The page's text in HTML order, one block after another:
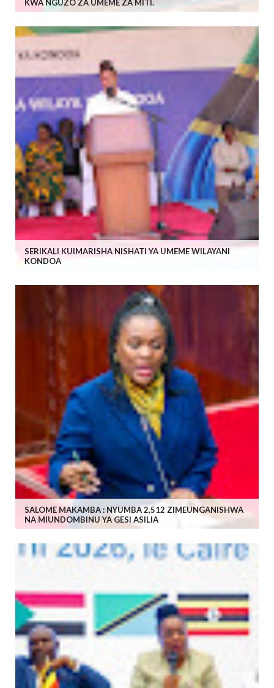
KWA NGUZO ZA UMEME ZA MITI.
SERIKALI KUIMARISHA NISHATI YA UMEME WILAYANI
KONDOA
SALOME MAKAMBA : NYUMBA 2,512 ZIMEUNGANISHWA
NA MIUNDOMBINU YA GESI ASILIA